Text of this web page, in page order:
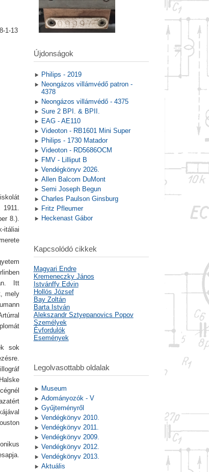
1-13
1911.
8.).
itáliai
Itt
mely
sok
Újdonságok
Philips - 2019
Neongázos villámvédő patron -
4378
Neongázos villámvédő - 4375
Sure 2 BPI. & BPII.
EAG - AE110
Videoton - RB1601 Mini Super
Philips - 1730 Matador
Videoton - RD5686OCM
FMV - Lilliput B
Vendégkönyv 2026.
Allen Balcom DuMont
Semi Joseph Begun
Charles Paulson Ginsburg
Fritz Pfleumer
Heckenast Gábor
Kapcsolódó cikkek
Magyari Endre
Kremeneczky János
Istvánffy Edvin
Hollós József
Bay Zoltán
Barta István
Alekszandr Sztyepanovics Popov
Személyek
Évfordulók
Események
Legolvasottabb oldalak
Museum
Adományozók - V
Gyűjteményről
Vendégkönyv 2010.
Vendégkönyv 2011.
Vendégkönyv 2009.
Vendégkönyv 2012.
Vendégkönyv 2013.
Aktuális